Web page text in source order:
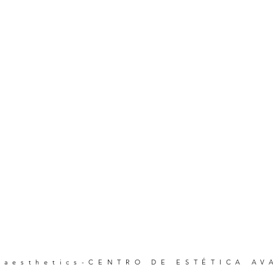
CENTRO DE ESTÉTICA